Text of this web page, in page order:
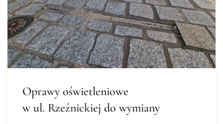
Oprawy oświetleniowe
w ul. Rzeźnickiej do wymiany